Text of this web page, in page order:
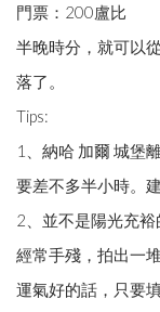
門票：200盧比
半晚時分，就可以
落了。
Tips:
1、納哈 加爾 城堡
要差不多半小時。
2、並不是陽光充
經常手殘，拍出一
運氣好的話，只要